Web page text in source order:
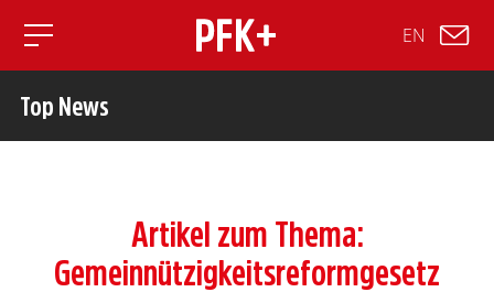
Toggle mobile navigation
EN
Top News
Artikel zum Thema:
Gemeinnützigkeitsreformgesetz